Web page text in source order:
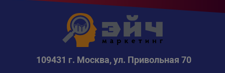
109431 г. Москва, ул. Привольная 70